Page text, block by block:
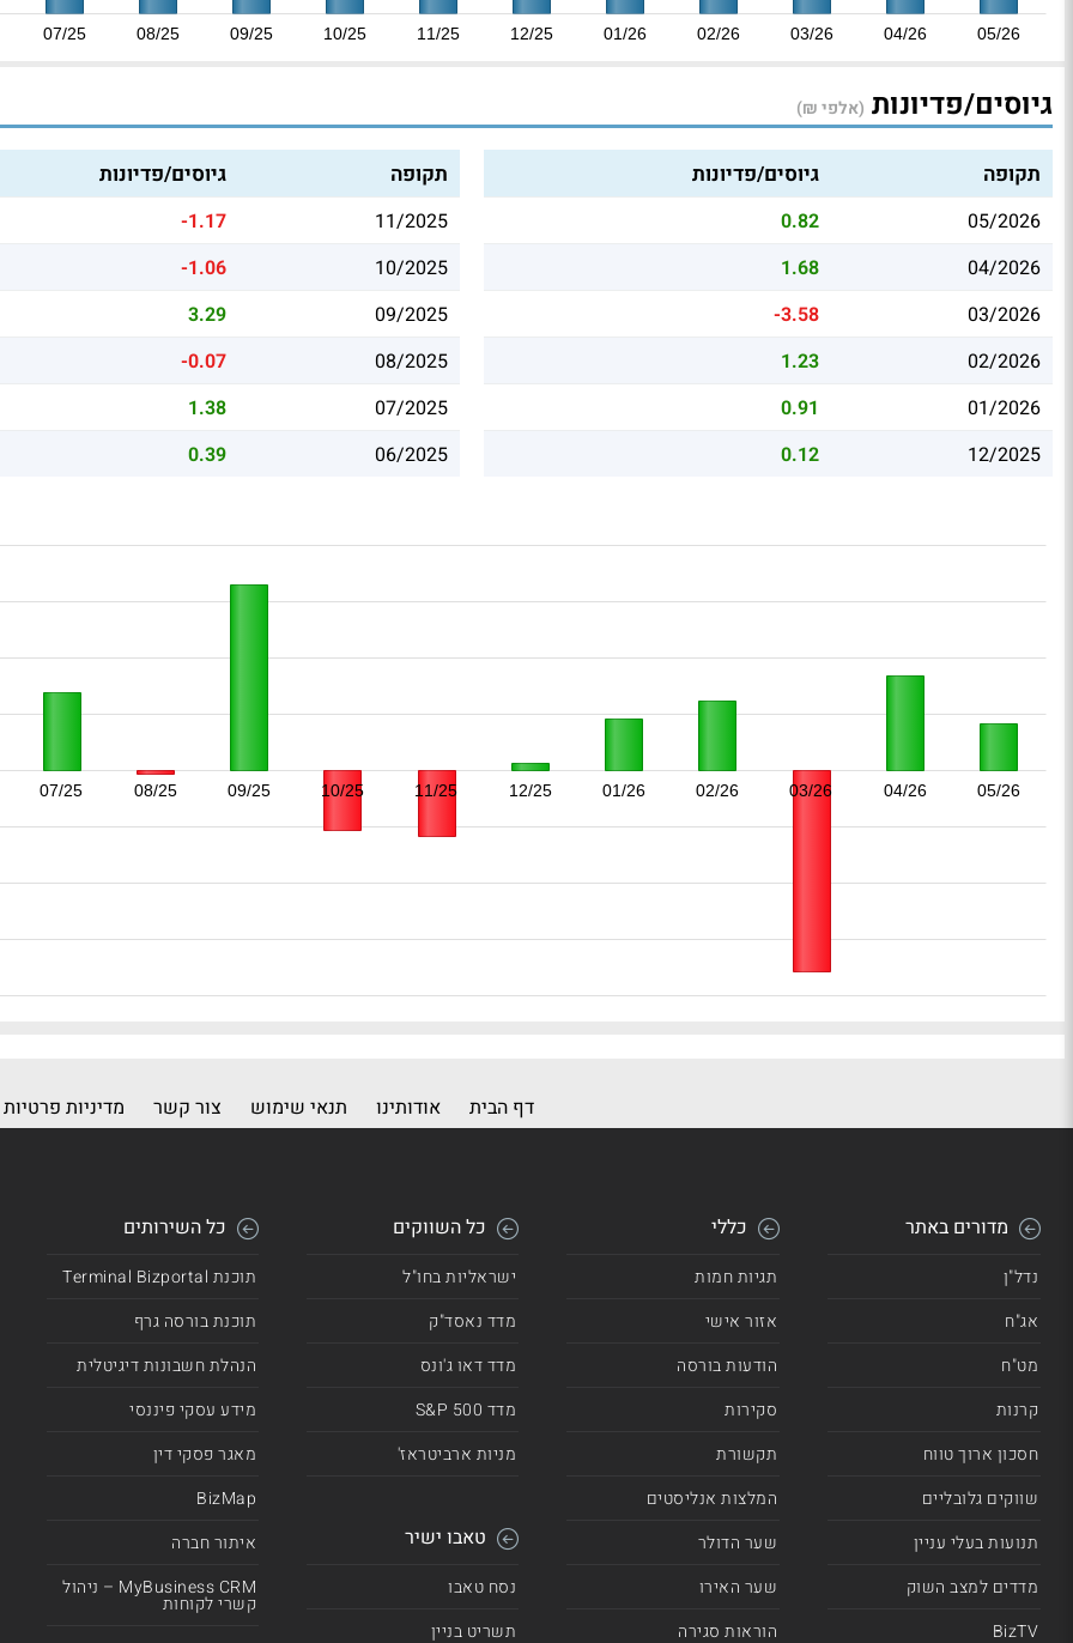
07/25 08/25 09/25 10/25 11/25 12/25 01/26 02/26 03/26 04/26 05/26
גיוסים/פדיונות (אלפי ₪)
תקופה גיוסים/פדיונות
05/2026
0.82
04/2026
1.68
03/2026
-3.58
02/2026
1.23
01/2026
0.91
12/2025
0.12
תקופה גיוסים/פדיונות
11/2025
-1.17
10/2025
-1.06
09/2025
3.29
08/2025
-0.07
07/2025
1.38
06/2025
0.39
07/25 08/25 09/25 10/25 11/25 12/25 01/26 02/26 03/26 04/26 05/26
דף הבית אודותינו תנאי שימוש צור קשר מדיניות פרטיות
מדורים באתר
נדל"ן
אג"ח
מט"ח
קרנות
חסכון ארוך טווח
שווקים גלובליים
תנועות בעלי עניין
מדדים למצב השוק
BizTV
כללי
תגיות חמות
אזור אישי
הודעות בורסה
סקירות
תקשורת
המלצות אנליסטים
שער הדולר
שער האירו
הוראות סגירה
כל השווקים
ישראליות בחו"ל
מדד נאסד"ק
מדד דאו ג'ונס
מדד 500 S&P
מניות ארביטראז'
טאבו ישיר
נסח טאבו
תשריט בניין
כל השירותים
תוכנת Terminal Bizportal
תוכנת בורסה גרף
הנהלת חשבונות דיגיטלית
מידע עסקי פיננסי
מאגר פסקי דין
BizMap
איתור חברה
MyBusiness CRM – ניהול
קשרי לקוחות